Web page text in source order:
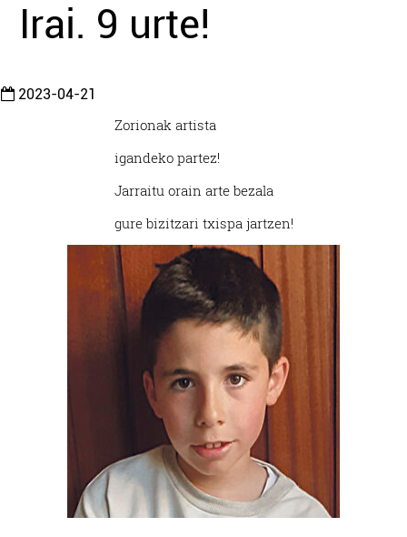
Irai. 9 urte!
2023-04-21
Zorionak artista
igandeko partez!
Jarraitu orain arte bezala
gure bizitzari txispa jartzen!